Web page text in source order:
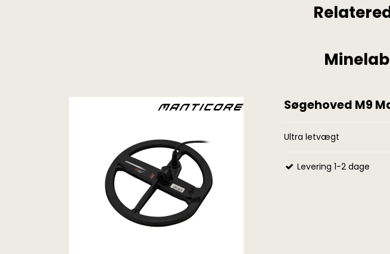
Søgehoved M9
Ultra letvægt
Levering 1-2 dage